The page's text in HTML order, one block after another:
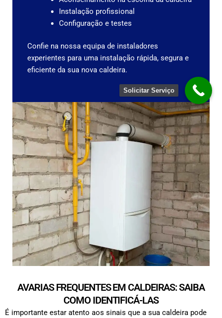
Instalação profissional
Configuração e testes
Confie na nossa equipa de instaladores
experientes para uma instalação rápida, segura e
eficiente da sua nova caldeira.
AVARIAS FREQUENTES EM CALDEIRAS: SAIBA
COMO IDENTIFICÁ-LAS
É importante estar atento aos sinais que a sua caldeira pode
Solicitar Serviço